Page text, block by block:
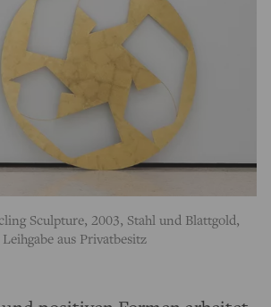
Sculpture, 2003, Stahl und Blattgold,
aus Privatbesitz